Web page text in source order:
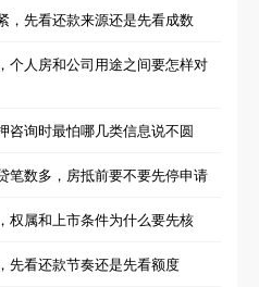
，先看还款来源还是先看成数
个人房和公司用途之间要怎样对
咨询时最怕哪几类信息说不圆
笔数多，房抵前要不要先停申请
权属和上市条件为什么要先核
先看还款节奏还是先看额度